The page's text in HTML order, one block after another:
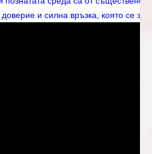
доверие и силна връзка, която се